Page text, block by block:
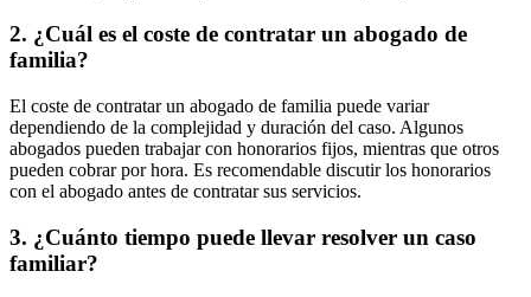
2. ¿Cuál es el coste de contratar un abogado de
familia?
El coste de contratar un abogado de familia puede variar
dependiendo de la complejidad y duración del caso. Algunos
abogados pueden trabajar con honorarios fijos, mientras que otros
pueden cobrar por hora. Es recomendable discutir los honorarios
con el abogado antes de contratar sus servicios.
3. ¿Cuánto tiempo puede llevar resolver un caso
familiar?